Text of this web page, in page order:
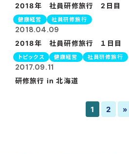
2018年 社員研修旅行 2日目
2018.04.09
健康経営 社員研修旅行
2018年 社員研修旅行 １日目
2017.09.11
トピックス 健康経営 社員研修旅行
研修旅行 in 北海道
1 2 »